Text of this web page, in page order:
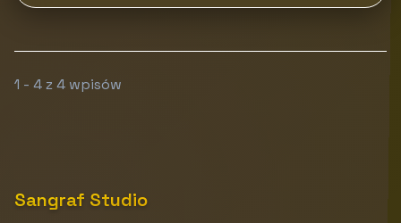
1 - 4 z 4 wpisów
Sangraf Studio